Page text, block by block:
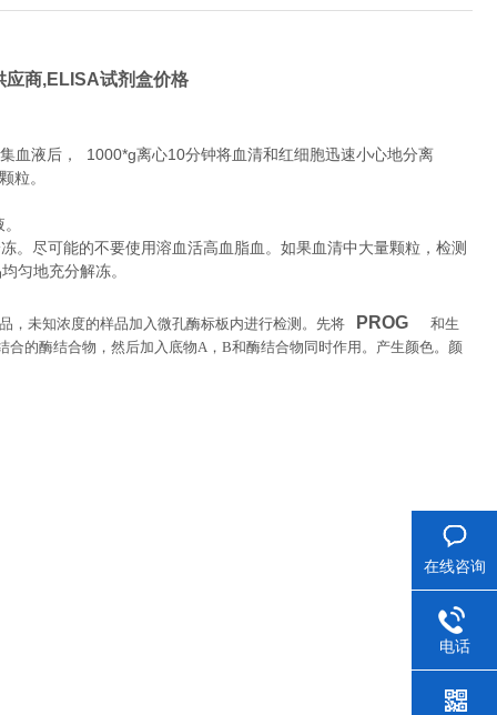
应商,ELISA试剂盒价格
液后， 1000*g离心10分钟将血清和红细胞迅速小心地分离
粒。
可能的不要使用溶血活高血脂血。如果血清中大量颗粒，检测
匀地充分解冻。
，未知浓度的样品加入微孔酶标板内进行检测。先将 PROG
和生
合的酶结合物，然后加入底物A ， B和酶结合物同时作用。产生颜色。颜
在线咨询
电话